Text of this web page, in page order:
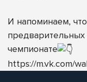
И напоминаем,
чемпионате
https://m.vk.com/